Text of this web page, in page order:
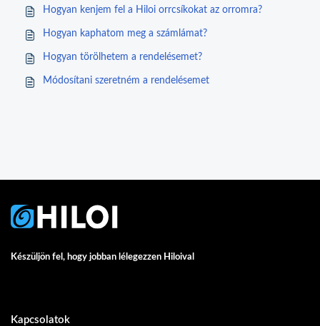
Hogyan kenjem fel a Hiloi orrcsíkokat az orromra?
Hogyan kaphatom meg a számlámat?
Hogyan törölhetem a rendelésemet?
Módosítani szeretném a rendelésemet
Készüljön fel, hogy jobban lélegezzen Hiloival
Kapcsolatok